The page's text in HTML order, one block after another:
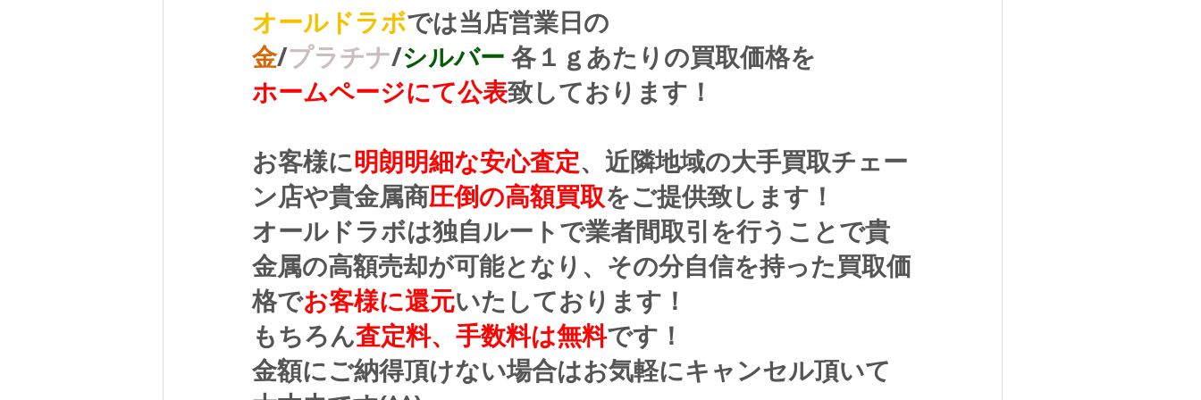
オールドラボでは当店営業日の
金/プラチナ/シルバー 各１ｇあたりの買取価格を
ホームページにて公表致しております！
お客様に明朗明細な安心査定、近隣地域の大手買取チェー
ン店や貴金属商圧倒の高額買取をご提供致します！
オールドラボは独自ルートで業者間取引を行うことで貴
金属の高額売却が可能となり、その分自信を持った買取価
格でお客様に還元いたしております！
もちろん査定料、手数料は無料です！
金額にご納得頂けない場合はお気軽にキャンセル頂いて